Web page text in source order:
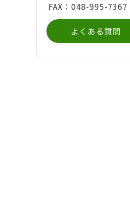
FAX：048-995-7367
よくある質問